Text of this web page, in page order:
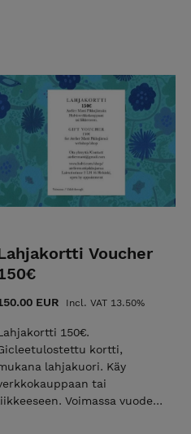
Voucher
EUR Incl. VAT 13.50%
150€.
kortti,
lahjakuori. Käy
tai
Voimassa vuoden